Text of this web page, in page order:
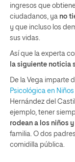
ingresos que
ciudadanos, ya no
y que incluso los
sus vidas.
Así que la experta
la siguiente noticia
De la Vega imparte
Psicológica en
Hernández del
ejemplo, tener
rodean a los niños
familia. O dos
comidilla pública.